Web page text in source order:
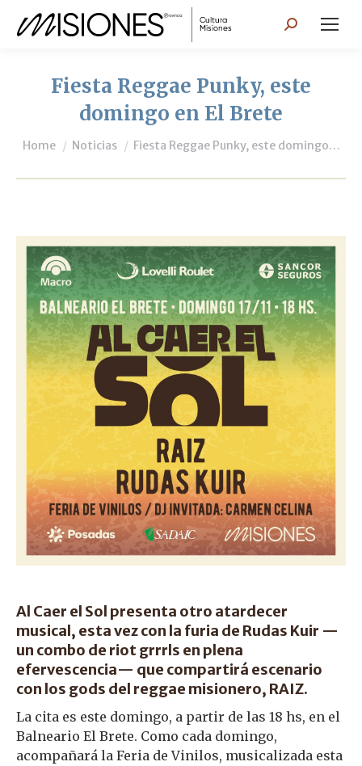
Search:
Fiesta Reggae Punky, este
domingo en El Brete
You are here:
Home Noticias Fiesta Reggae Punky, este domingo…
Al Caer el Sol presenta otro atardecer
musical, esta vez con la furia de Rudas Kuir —
un combo de riot grrrls en plena
efervescencia— que compartirá escenario
con los gods del reggae misionero, RAIZ.
La cita es este domingo, a partir de las 18 hs, en el
Balneario El Brete. Como cada domingo,
acompañará la Feria de Vinilos, musicalizada esta